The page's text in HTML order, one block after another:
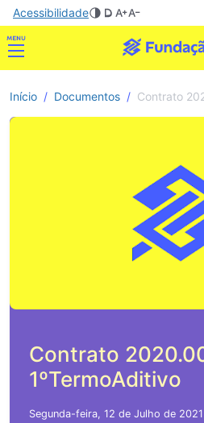
Acessibilidade
Início Documentos Contrato
Contrato
1ºTermoAditivo
Segunda-feira, 12 de Julho de